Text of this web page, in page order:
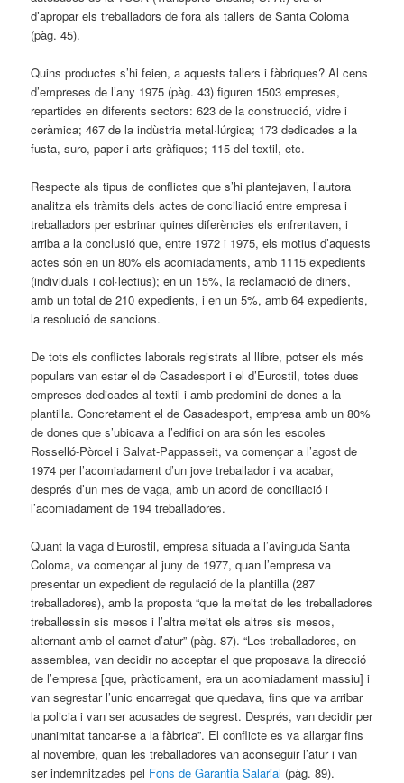
d’apropar els treballadors de fora als tallers de Santa Coloma
(pàg. 45).
Quins productes s’hi feien, a aquests tallers i fàbriques? Al cens
d’empreses de l’any 1975 (pàg. 43) figuren 1503 empreses,
repartides en diferents sectors: 623 de la construcció, vidre i
ceràmica; 467 de la indùstria metal·lúrgica; 173 dedicades a la
fusta, suro, paper i arts gràfiques; 115 del textil, etc.
Respecte als tipus de conflictes que s’hi plantejaven, l’autora
analitza els tràmits dels actes de conciliació entre empresa i
treballadors per esbrinar quines diferències els enfrentaven, i
arriba a la conclusió que, entre 1972 i 1975, els motius d’aquests
actes són en un 80% els acomiadaments, amb 1115 expedients
(individuals i col·lectius); en un 15%, la reclamació de diners,
amb un total de 210 expedients, i en un 5%, amb 64 expedients,
la resolució de sancions.
De tots els conflictes laborals registrats al llibre, potser els més
populars van estar el de Casadesport i el d’Eurostil, totes dues
empreses dedicades al textil i amb predomini de dones a la
plantilla. Concretament el de Casadesport, empresa amb un 80%
de dones que s’ubicava a l’edifici on ara són les escoles
Rosselló-Pòrcel i Salvat-Pappasseit, va començar a l’agost de
1974 per l’acomiadament d’un jove treballador i va acabar,
després d’un mes de vaga, amb un acord de conciliació i
l’acomiadament de 194 treballadores.
Quant la vaga d’Eurostil, empresa situada a l’avinguda Santa
Coloma, va començar al juny de 1977, quan l’empresa va
presentar un expedient de regulació de la plantilla (287
treballadores), amb la proposta “que la meitat de les treballadores
treballessin sis mesos i l’altra meitat els altres sis mesos,
alternant amb el carnet d’atur” (pàg. 87). “Les treballadores, en
assemblea, van decidir no acceptar el que proposava la direcció
de l’empresa [que, pràcticament, era un acomiadament massiu] i
van segrestar l’unic encarregat que quedava, fins que va arribar
la policia i van ser acusades de segrest. Després, van decidir per
unanimitat tancar-se a la fàbrica”. El conflicte es va allargar fins
al novembre, quan les treballadores van aconseguir l’atur i van
ser indemnitzades pel Fons de Garantia Salarial (pàg. 89).